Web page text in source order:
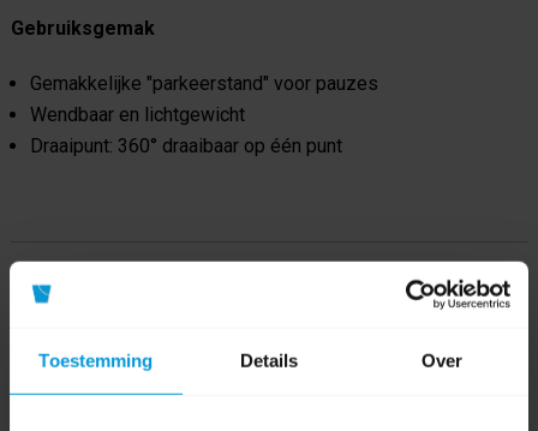
Toestemming Details Over
Gebruiksgemak
Gemakkelijke "parkeerstand" voor pauzes
Wendbaar en lichtgewicht
Draaipunt: 360° draaibaar op één punt
Product specificaties
Artikelnummer 920696-1